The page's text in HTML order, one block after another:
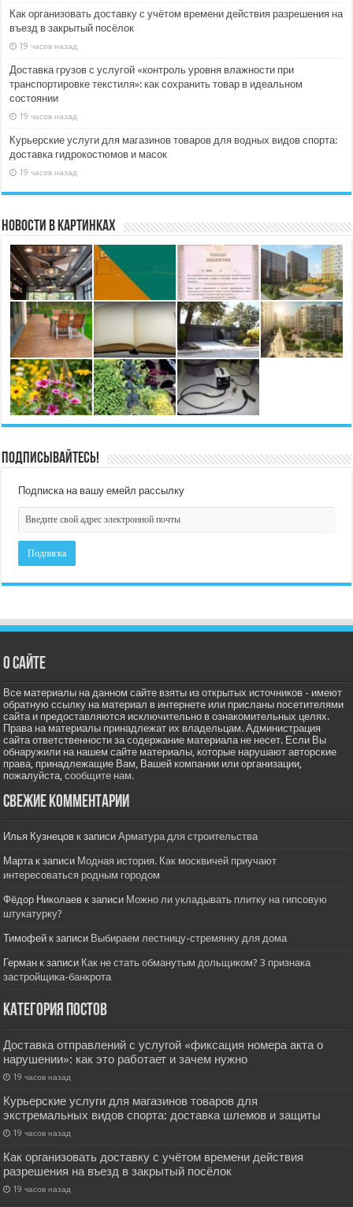
Как организовать доставку с учётом времени действия разрешения на
въезд в закрытый посёлок
19 часов назад
Доставка грузов с услугой «контроль уровня влажности при
транспортировке текстиля»: как сохранить товар в идеальном
состоянии
19 часов назад
Курьерские услуги для магазинов товаров для водных видов спорта:
доставка гидрокостюмов и масок
19 часов назад
Новости в картинках
Подписывайтесь!
Подписка на вашу емейл рассылку
О сайте
Все материалы на данном сайте взяты из открытых источников - имеют
обратную ссылку на материал в интернете или присланы посетителями
сайта и предоставляются исключительно в ознакомительных целях.
Права на материалы принадлежат их владельцам. Администрация
сайта ответственности за содержание материала не несет. Если Вы
обнаружили на нашем сайте материалы, которые нарушают авторские
права, принадлежащие Вам, Вашей компании или организации,
пожалуйста,сообщите нам.
Свежие комментарии
Илья Кузнецов к записиАрматура для строительства
Мартак записи Модная история. Как москвичей приучают
интересоваться родным городом
Фёдор Николаев к записи Можно ли укладывать плитку на гипсовую
штукатурку?
Тимофей к записи Выбираем лестницу-стремянку для дома
Герман к записи Как не стать обманутым дольщиком? 3 признака
застройщика-банкрота
Категория постов
Доставка отправлений с услугой «фиксация номера акта о
нарушении»: как это работает и зачем нужно
19 часов назад
Курьерские услуги для магазинов товаров для
экстремальных видов спорта: доставка шлемов и защиты
19 часов назад
Как организовать доставку с учётом времени действия
разрешения на въезд в закрытый посёлок
19 часов назад